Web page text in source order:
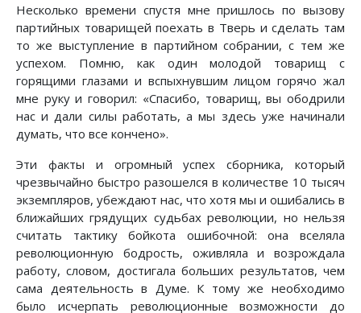
Несколько времени спустя мне пришлось по вызову
партийных товарищей поехать в Тверь и сделать там
то же выступление в партийном собрании, с тем же
успехом. Помню, как один молодой товарищ с
горящими глазами и вспыхнувшим лицом горячо жал
мне руку и говорил: «Спасибо, товарищ, вы ободрили
нас и дали силы работать, а мы здесь уже начинали
думать, что все кончено».
Эти факты и огромный успех сборника, который
чрезвычайно быстро разошелся в количестве 10 тысяч
экземпляров, убеждают нас, что хотя мы и ошибались в
ближайших грядущих судьбах революции, но нельзя
считать тактику бойкота ошибочной: она вселяла
революционную бодрость, оживляла и возрождала
работу, словом, достигала больших результатов, чем
сама деятельность в Думе. К тому же необходимо
было исчерпать революционные возможности до